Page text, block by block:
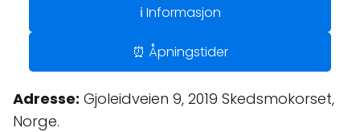
ℹ️ Informasjon
⏰ Åpningstider
Adresse: Gjoleidveien 9, 2019 Skedsmokorset,
Norge.